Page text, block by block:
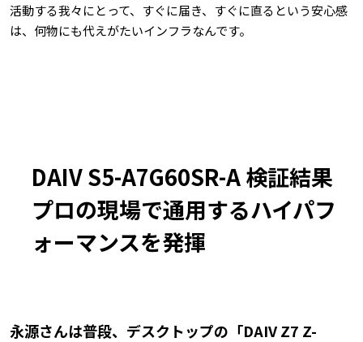
活動する我々にとって、すぐに届き、すぐに直るという安心感
は、何物にも代えがたいインフラなんです。
DAIV S5-A7G60SR-A 検証結果
プロの現場で通用するハイパフ
ォーマンスを発揮
――永源さんは普段、デスクトップの「DAIV Z7 Z-